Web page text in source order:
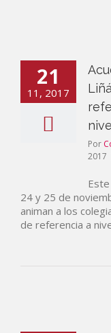
21
11, 2017
Por
2017
24 y 25 de
animan a los
de referencia a